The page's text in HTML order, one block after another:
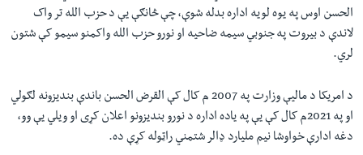
الحسن اوس په یوه لویه اداره بدله شوې، چې څانګې یې د حزب الله تر واک
لاندې د بیروت په جنوبي سیمه ضاحیه او نورو حزب الله واکمنو سیمو کې شتون
لري.
د امریکا د مالیې وزارت په 2007 م کال کې القرض الحسن باندې بندیزونه لګولي
او په 2021م کال کې یې په ياده اداره د نورو بندیزونو اعلان کړی او ويلي يې وو،
دغه ادارې خواوشا نيم ملیارد ډالر شتمني راټوله کړې ده.